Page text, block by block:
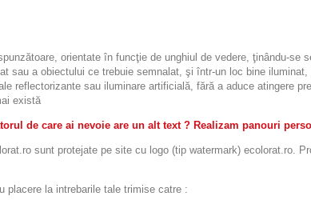
orientate în funcţie de unghiul de vedere, ţinându-
sau a obiectului ce trebuie semnalat, şi într-un loc bine
reflectorizante sau iluminare artificială, fără a aduce atingere
există
de care ai nevoie are un alt text ? Realizam panouri
sunt protejate pe site cu logo (tip watermark) ecolorat.ro.
placere la intrebarile tale trimise catre :